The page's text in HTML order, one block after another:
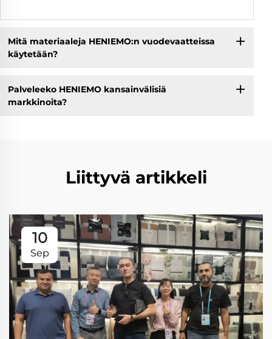
Mitä materiaaleja HENIEMO:n vuodevaatteissa
käytetään?
Palveleeko HENIEMO kansainvälisiä
markkinoita?
Liittyvä artikkeli
10
Sep